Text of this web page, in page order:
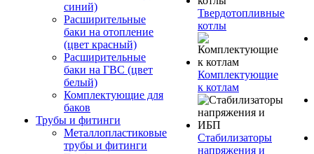
синий)
Расширительные
баки на отопление
(цвет красный)
Расширительные
баки на ГВС (цвет
белый)
Комплектующие для
баков
Трубы и фитинги
Металлопластиковые
трубы и фитинги
Твердотопливные
котлы
Комплектующие
к котлам
Стабилизаторы
напряжения и